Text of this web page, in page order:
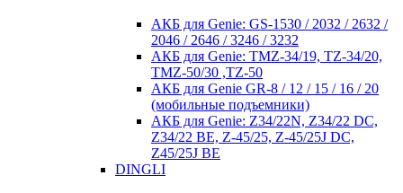
АКБ для Genie: GS-1530 / 2032 / 2632 /
2046 / 2646 / 3246 / 3232
АКБ для Genie: TMZ-34/19, TZ-34/20,
TMZ-50/30 ,TZ-50
АКБ для Genie GR-8 / 12 / 15 / 16 / 20
(мобильные подъемники)
АКБ для Genie: Z34/22N, Z34/22 DC,
Z34/22 BE, Z-45/25, Z-45/25J DC,
Z45/25J BE
DINGLI